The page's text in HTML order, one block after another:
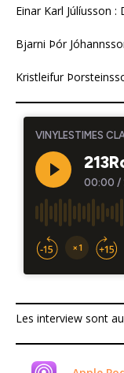
Einar Karl Júlíusson :
Bjarni Þór
Kristleifur
Les interview sont